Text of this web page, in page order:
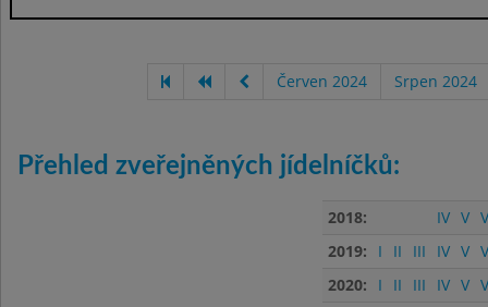
Červen 2024 Srpen 2024
Přehled zveřejněných jídelníčků:
2018: IV V
2019:
I II III IV V
2020:
I II III IV V